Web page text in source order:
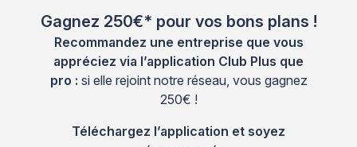
Gagnez 250€* pour vos bons plans !
Recommandez une entreprise que vous
appréciez via l’application Club Plus que
pro : si elle rejoint notre réseau, vous gagnez
250€ !
Téléchargez l’application et soyez